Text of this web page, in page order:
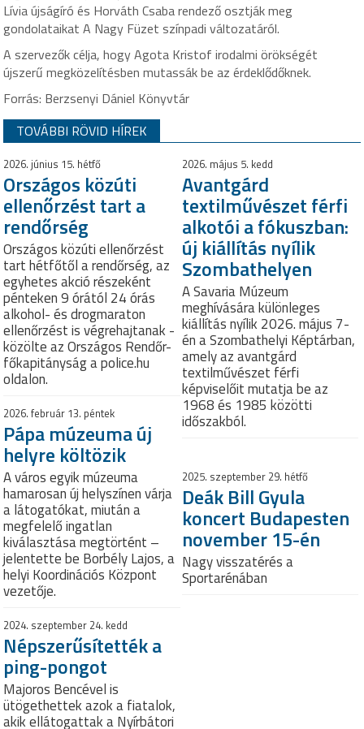
Lívia újságíró és Horváth Csaba rendező osztják meg
gondolataikat A Nagy Füzet színpadi változatáról.
A szervezők célja, hogy Agota Kristof irodalmi örökségét
újszerű megközelítésben mutassák be az érdeklődőknek.
Forrás: Berzsenyi Dániel Könyvtár
TOVÁBBI RÖVID HÍREK
2026. június 15. hétfő
Országos közúti
ellenőrzést tart a
rendőrség
Országos közúti ellenőrzést
tart hétfőtől a rendőrség, az
egyhetes akció részeként
pénteken 9 órától 24 órás
alkohol- és drogmaraton
ellenőrzést is végrehajtanak -
közölte az Országos Rendőr-
főkapitányság a police.hu
oldalon.
2026. május 5. kedd
Avantgárd
textilművészet férfi
alkotói a fókuszban:
új kiállítás nyílik
Szombathelyen
A Savaria Múzeum
meghívására különleges
kiállítás nyílik 2026. május 7-
én a Szombathelyi Képtárban,
amely az avantgárd
textilművészet férfi
képviselőit mutatja be az
1968 és 1985 közötti
időszakból.
2026. február 13. péntek
Pápa múzeuma új
helyre költözik
A város egyik múzeuma
hamarosan új helyszínen várja
a látogatókat, miután a
megfelelő ingatlan
kiválasztása megtörtént –
jelentette be Borbély Lajos, a
helyi Koordinációs Központ
vezetője.
2025. szeptember 29. hétfő
Deák Bill Gyula
koncert Budapesten
november 15-én
Nagy visszatérés a
Sportarénában
2024. szeptember 24. kedd
Népszerűsítették a
ping-pongot
Majoros Bencével is
ütögethettek azok a fiatalok,
akik ellátogattak a Nyírbátori